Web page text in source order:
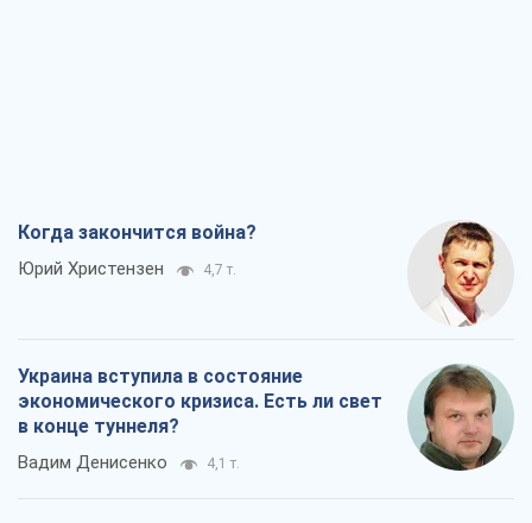
Когда закончится война?
Юрий Христензен 4,7 т.
Украина вступила в состояние
экономического кризиса. Есть ли свет
в конце туннеля?
Вадим Денисенко 4,1 т.